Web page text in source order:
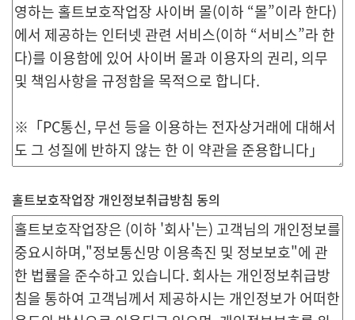
홀트보호작업장 개인정보취급방침 동의